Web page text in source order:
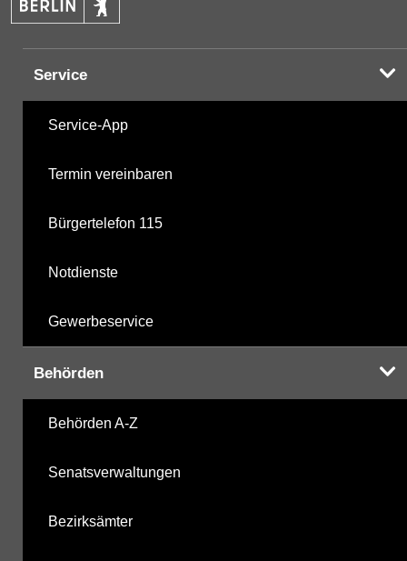
Service
Service-App
Termin vereinbaren
Bürgertelefon 115
Notdienste
Gewerbeservice
Behörden
Behörden A-Z
Senatsverwaltungen
Bezirksämter